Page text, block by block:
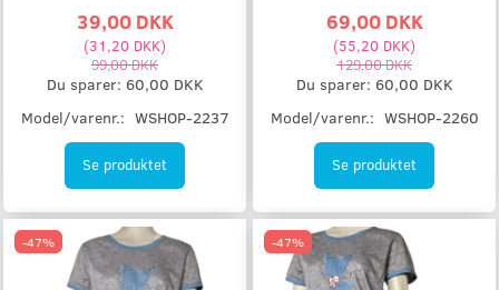
39,00 DKK
(31,20 DKK)
99,00 DKK
Du sparer: 60,00 DKK
Model/varenr.: WSHOP-2237
Se produktet
69,00 DKK
(55,20 DKK)
129,00 DKK
Du sparer: 60,00 DKK
Model/varenr.: WSHOP-2260
Se produktet
-47% -47%